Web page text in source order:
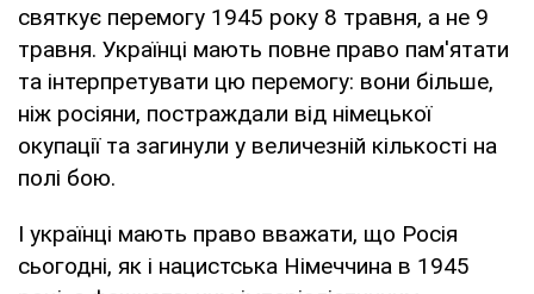
святкує перемогу 1945 року 8 травня, а не 9
травня. Українці мають повне право пам'ятати
та інтерпретувати цю перемогу: вони більше,
ніж росіяни, постраждали від німецької
окупації та загинули у величезній кількості на
полі бою.
І українці мають право вважати, що Росія
сьогодні, як і нацистська Німеччина в 1945